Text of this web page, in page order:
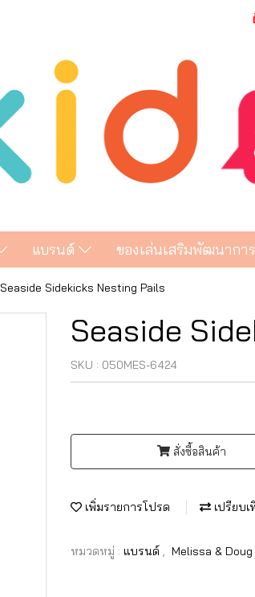
แบรนด์ ของเล่นเสริมพัฒนากา
Seaside Sidekicks Nesting Pails
Seaside
SKU : 050MES-6424
สั่งซื้อสินค้า
เพิ่มรายการโปรด เปรียบเ
หมวดหมู่ : แบรนด์ Melissa & Doug